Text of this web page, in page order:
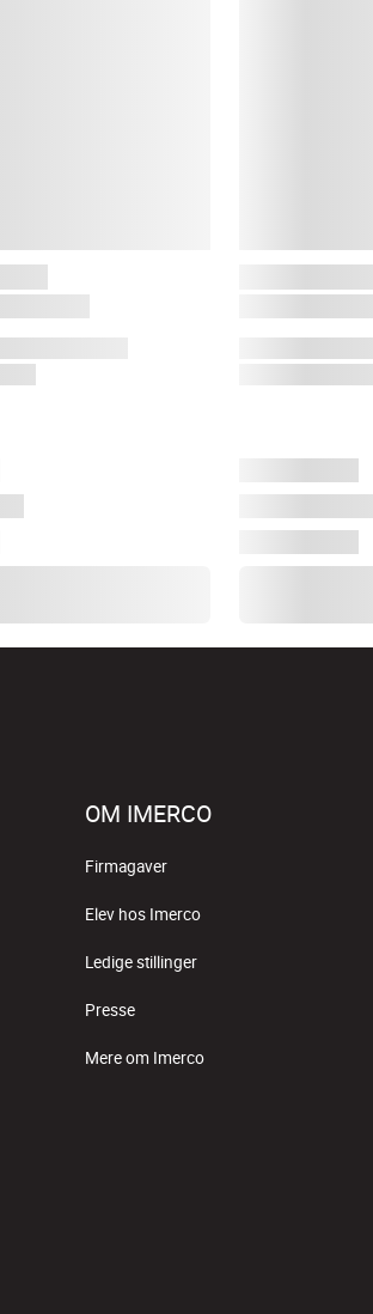
OM IMERCO
Firmagaver
Elev hos Imerco
Ledige stillinger
Presse
Mere om Imerco